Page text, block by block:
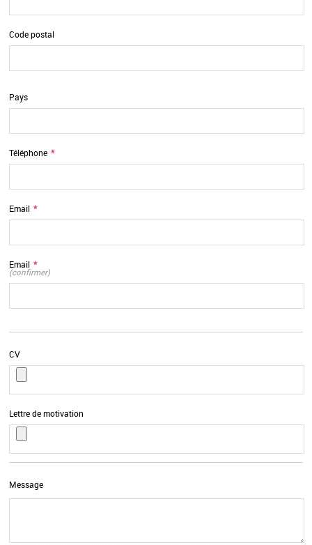
Code postal
Pays
Téléphone *
Email *
Email *
(confirmer)
CV
Lettre de motivation
Message